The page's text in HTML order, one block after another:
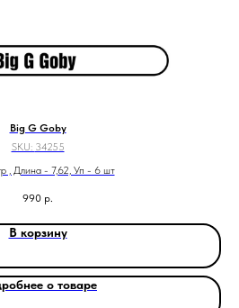
Big G Goby
SKU: 34255
, Длина - 7,62, Уп - 6 шт
990 р.
В корзину
о товаре